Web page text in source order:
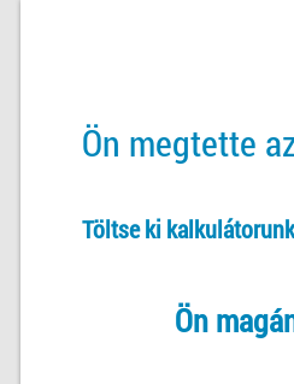
Ön megtette
Töltse ki
Ön